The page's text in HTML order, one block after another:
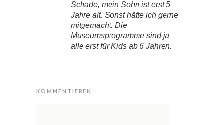
Schade, mein Sohn ist erst 5
Jahre alt. Sonst hätte ich gerne
mitgemacht. Die
Museumsprogramme sind ja
alle erst für Kids ab 6 Jahren.
KOMMENTIEREN